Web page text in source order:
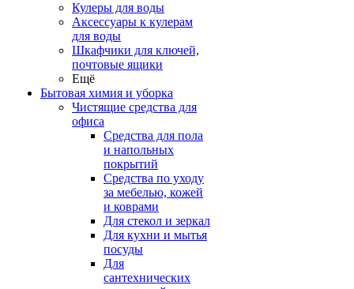
Кулеры для воды
Аксессуары к кулерам
для воды
Шкафчики для ключей,
почтовые ящики
Ещё
Бытовая химия и уборка
Чистящие средства для
офиса
Средства для пола
и напольных
покрытий
Средства по уходу
за мебелью, кожей
и коврами
Для стекол и зеркал
Для кухни и мытья
посуды
Для
сантехнических